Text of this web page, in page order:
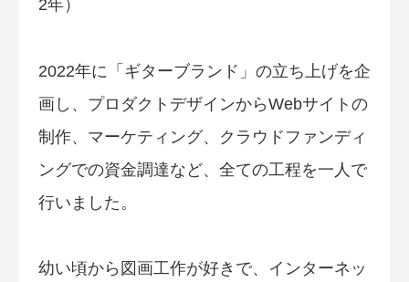
2年）
2022年に「ギターブランド」の立ち上げを企
画し、プロダクトデザインからWebサイトの
制作、マーケティング、クラウドファンディ
ングでの資金調達など、全ての工程を一人で
行いました。
幼い頃から図画工作が好きで、インターネッ